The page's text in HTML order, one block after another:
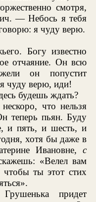
смотря,
— Небось я тебя
я чуду верю.
Богу известно
отчаяние. Он всю
он попустит
чуду верю, иди!
будешь ждать?
что нельзя
теперь пьян. Буду
и пять, и шесть, и
хотя бы даже в
Ивановне, с
«Велел вам
чтобы ты этот стих
придет